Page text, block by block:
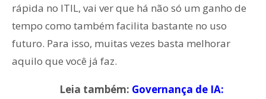
rápida no ITIL, vai ver que há não só um ganho de
tempo como também facilita bastante no uso
futuro. Para isso, muitas vezes basta melhorar
aquilo que você já faz.
Leia também: Governança de IA: